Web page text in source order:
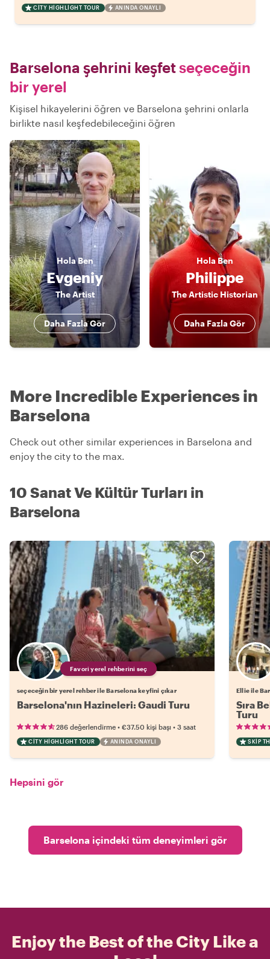
CITY HIGHLIGHT TOUR ANINDA ONAYLI
Barselona şehrini keşfetseçeceğin
bir yerel
Kişisel hikayelerini öğren ve Barselona şehrini onlarla
birlikte nasıl keşfedebileceğini öğren
HolaBen
Evgeniy
The Artist
Daha Fazla Gör
HolaBen
Philippe
The Artistic Historian
Daha Fazla Gör
More Incredible Experiences in
Barselona
Check out other similar experiences in Barselona and
enjoy the city to the max.
10 Sanat Ve Kültür Turları in
Barselona
Favori yerel rehberini seç
seçeceğin bir yerel rehber ile Barselona keyfini çıkar
Barselona'nın Hazineleri: Gaudi Turu
286 değerlendirme • €37.50 kişi başı • 3 saat
CITY HIGHLIGHT TOUR ANINDA ONAYLI
Ellie ile
Sıra
Turu
SKIP
Hepsini gör
Barselona içindeki tüm deneyimleri gör
Enjoy the Best of the City Like a